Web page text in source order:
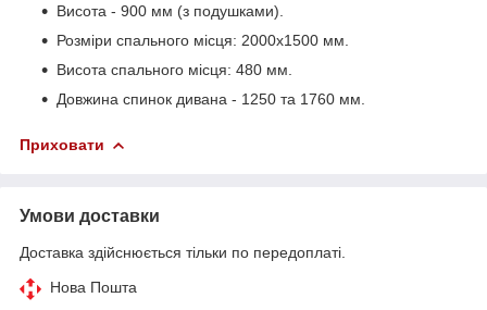
Висота - 900 мм (з подушками).
Розміри спального місця: 2000х1500 мм.
Висота спального місця: 480 мм.
Довжина спинок дивана - 1250 та 1760 мм.
Приховати
Умови доставки
Доставка здійснюється тільки по передоплаті.
Нова Пошта